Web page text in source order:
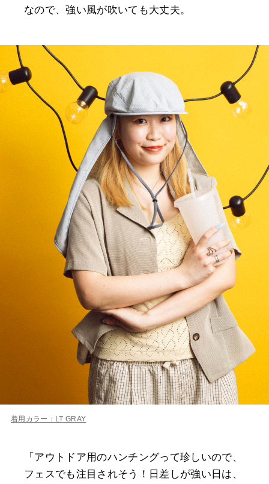
なので、強い風が吹いても大丈夫。
着用カラー：LT GRAY
「アウトドア用のハンチングって珍しいので、
フェスでも注目されそう！日差しが強い日は、